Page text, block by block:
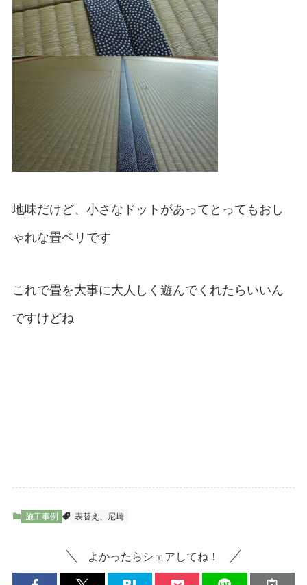
地味だけど、小さなドットがあってとってもおし
ゃれな畳ベリです
これで畳を大事に大人しく遊んでくれたらいいん
ですけどね
施工事例 表替え、尼崎
よかったらシェアしてね！